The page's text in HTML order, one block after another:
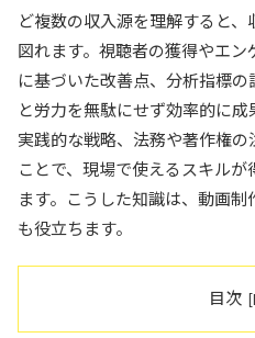
ど複数の収入源を理解すると
図れます。視聴者の獲得やエ
に基づいた改善点、分析指標
と労力を無駄にせず効率的に
実践的な戦略、法務や著作権
ことで、現場で使えるスキル
ます。こうした知識は、動画
も役立ちます。
目次